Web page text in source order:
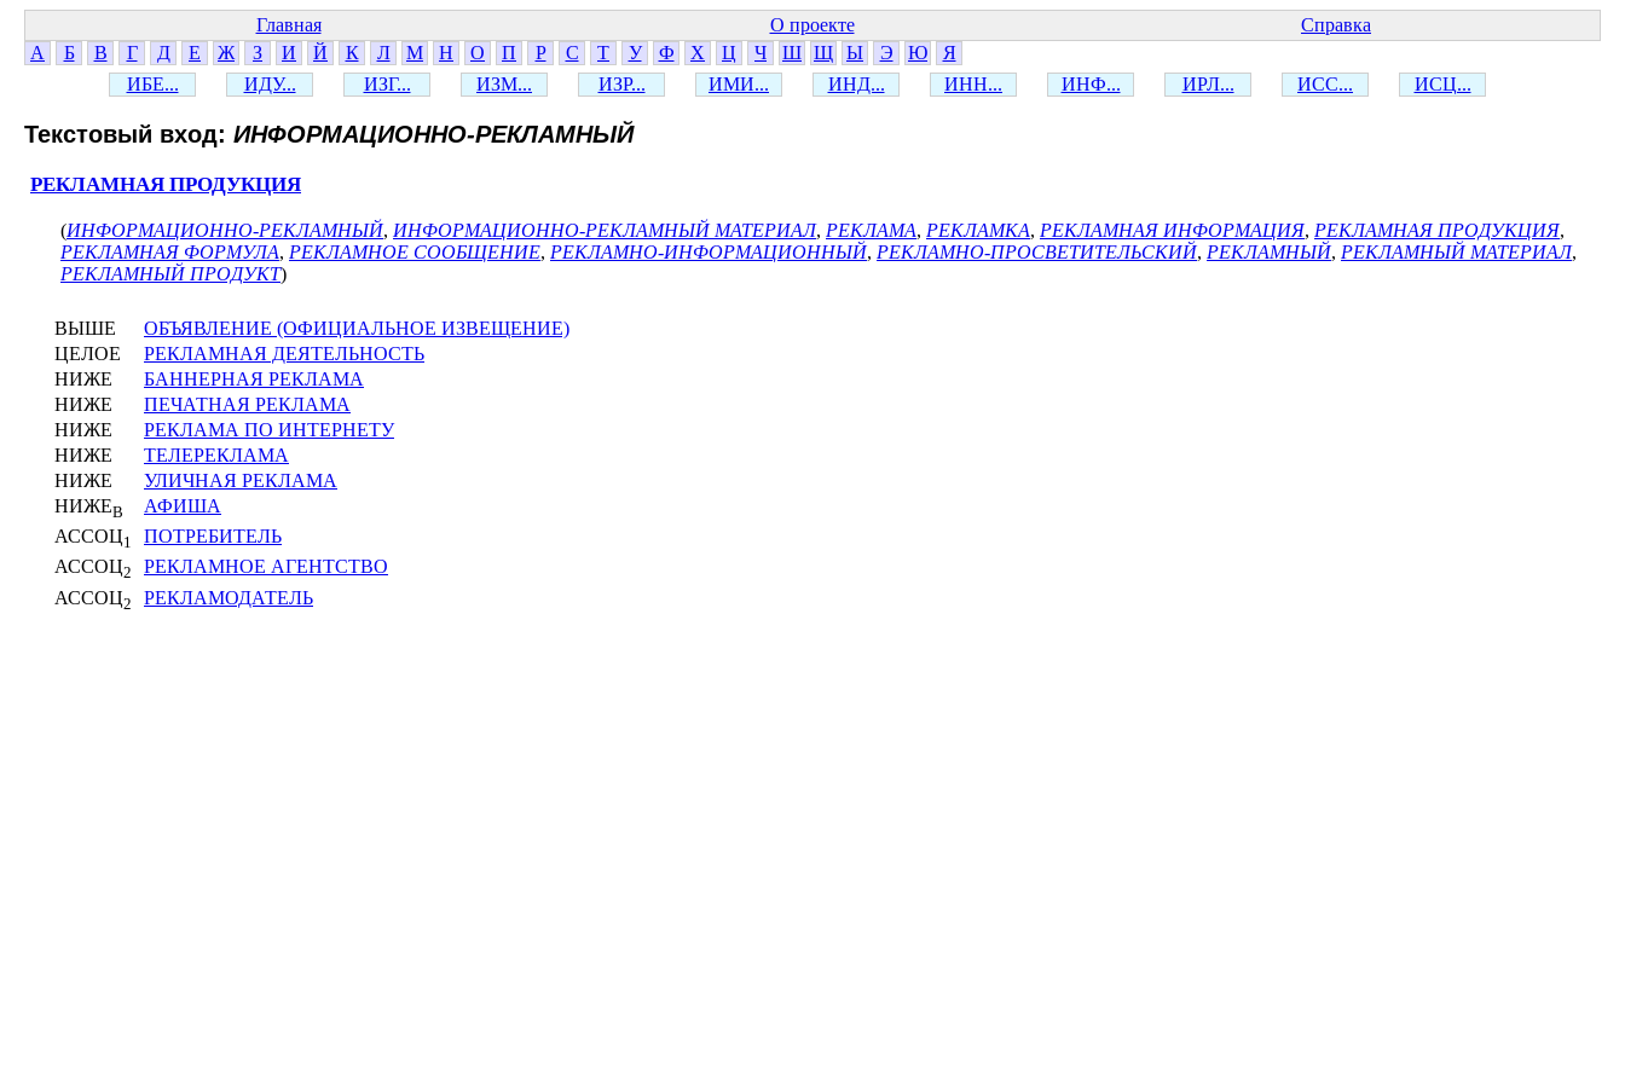
Главная О проекте
Справка
А
Б В Г Д Е Ж З И Й К Л М Н О П Р С Т У Ф Х Ц Ч Ш Щ Ы Э Ю
Я
ИБЕ...
ИДУ... ИЗГ... ИЗМ... ИЗР... ИМИ... ИНД... ИНН... ИНФ... ИРЛ... ИСС... ИСЦ...
Текстовый вход: ИНФОРМАЦИОННО-РЕКЛАМНЫЙ
РЕКЛАМНАЯ ПРОДУКЦИЯ
(ИНФОРМАЦИОННО-РЕКЛАМНЫЙ, ИНФОРМАЦИОННО-РЕКЛАМНЫЙ МАТЕРИАЛ, РЕКЛАМА, РЕКЛАМКА, РЕКЛАМНАЯ ИНФОРМАЦИЯ, РЕКЛАМНАЯ ПРОДУКЦИЯ,
РЕКЛАМНАЯ ФОРМУЛА, РЕКЛАМНОЕ СООБЩЕНИЕ, РЕКЛАМНО-ИНФОРМАЦИОННЫЙ, РЕКЛАМНО-ПРОСВЕТИТЕЛЬСКИЙ, РЕКЛАМНЫЙ, РЕКЛАМНЫЙ МАТЕРИАЛ,
РЕКЛАМНЫЙ ПРОДУКТ)
ВЫШЕ
ОБЪЯВЛЕНИЕ (ОФИЦИАЛЬНОЕ ИЗВЕЩЕНИЕ)
ЦЕЛОЕ
РЕКЛАМНАЯ ДЕЯТЕЛЬНОСТЬ
НИЖЕ
БАННЕРНАЯ РЕКЛАМА
НИЖЕ
ПЕЧАТНАЯ РЕКЛАМА
НИЖЕ
РЕКЛАМА ПО ИНТЕРНЕТУ
НИЖЕ
ТЕЛЕРЕКЛАМА
НИЖЕ
УЛИЧНАЯ РЕКЛАМА
НИЖЕВ
АФИША
АССОЦ1
ПОТРЕБИТЕЛЬ
АССОЦ2
РЕКЛАМНОЕ АГЕНТСТВО
АССОЦ2 РЕКЛАМОДАТЕЛЬ